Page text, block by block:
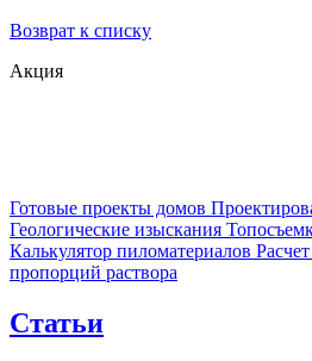
Возврат к списку
Акция
Готовые проекты домов
Геологические изыскания
Калькулятор пиломатериалов
пропорций раствора
Статьи